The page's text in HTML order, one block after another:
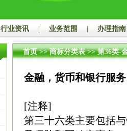
行业资讯 业务范围 办理指南
首页>>商标分类表>>第36类-
金融，货币和银行服
[注释]
第三十六类主要包括